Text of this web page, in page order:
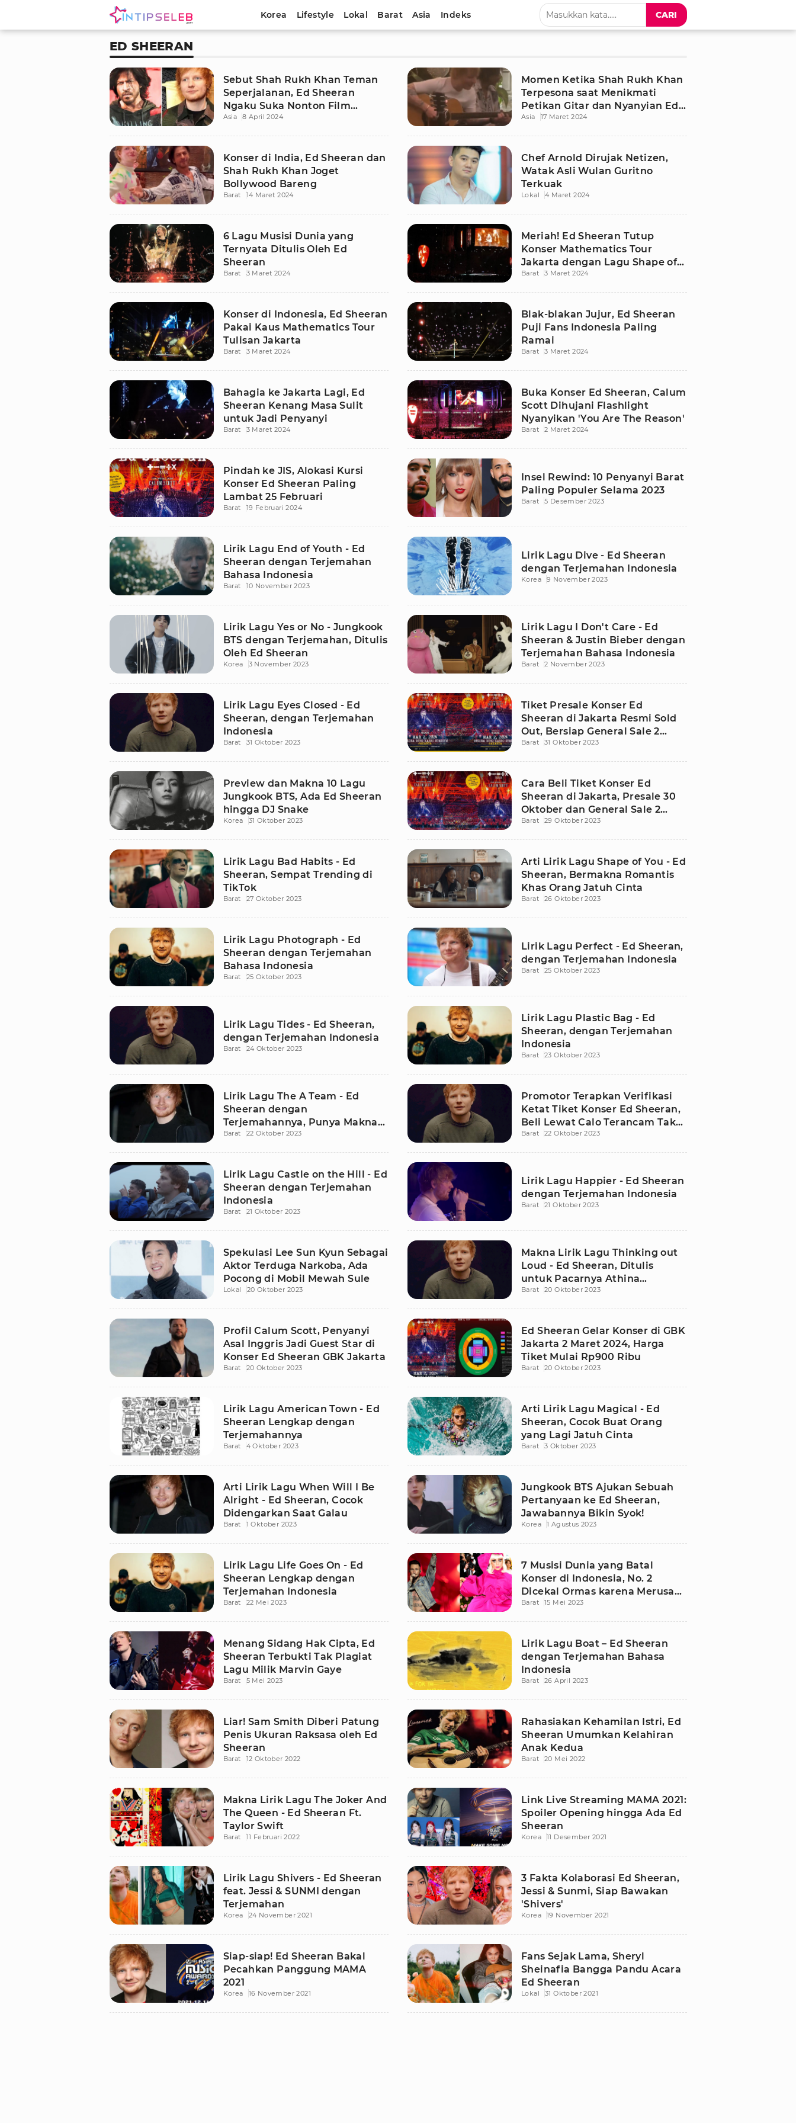
Korea Lifestyle Lokal Barat Asia Indeks CARI
ED SHEERAN
Sebut Shah Rukh Khan Teman
Seperjalanan, Ed Sheeran
Ngaku Suka Nonton Film
Bollywood
Asia 8 April 2024
Momen Ketika Shah Rukh Khan
Terpesona saat Menikmati
Petikan Gitar dan Nyanyian Ed
Sheeran di Mannat
Asia 17 Maret 2024
Konser di India, Ed Sheeran dan
Shah Rukh Khan Joget
Bollywood Bareng
Barat 14 Maret 2024
Chef Arnold Dirujak Netizen,
Watak Asli Wulan Guritno
Terkuak
Lokal 4 Maret 2024
6 Lagu Musisi Dunia yang
Ternyata Ditulis Oleh Ed
Sheeran
Barat 3 Maret 2024
Meriah! Ed Sheeran Tutup
Konser Mathematics Tour
Jakarta dengan Lagu Shape of
You hingga Bad Habits
Barat 3 Maret 2024
Konser di Indonesia, Ed Sheeran
Pakai Kaus Mathematics Tour
Tulisan Jakarta
Barat 3 Maret 2024
Blak-blakan Jujur, Ed Sheeran
Puji Fans Indonesia Paling
Ramai
Barat 3 Maret 2024
Bahagia ke Jakarta Lagi, Ed
Sheeran Kenang Masa Sulit
untuk Jadi Penyanyi
Barat 3 Maret 2024
Buka Konser Ed Sheeran, Calum
Scott Dihujani Flashlight
Nyanyikan 'You Are The Reason'
Barat 2 Maret 2024
Pindah ke JIS, Alokasi Kursi
Konser Ed Sheeran Paling
Lambat 25 Februari
Barat 19 Februari 2024
Insel Rewind: 10 Penyanyi Barat
Paling Populer Selama 2023
Barat 5 Desember 2023
Lirik Lagu End of Youth - Ed
Sheeran dengan Terjemahan
Bahasa Indonesia
Barat 10 November 2023
Lirik Lagu Dive - Ed Sheeran
dengan Terjemahan Indonesia
Korea 9 November 2023
Lirik Lagu Yes or No - Jungkook
BTS dengan Terjemahan, Ditulis
Oleh Ed Sheeran
Korea 3 November 2023
Lirik Lagu I Don't Care - Ed
Sheeran & Justin Bieber dengan
Terjemahan Bahasa Indonesia
Barat 2 November 2023
Lirik Lagu Eyes Closed - Ed
Sheeran, dengan Terjemahan
Indonesia
Barat 31 Oktober 2023
Tiket Presale Konser Ed
Sheeran di Jakarta Resmi Sold
Out, Bersiap General Sale 2
November!
Barat 31 Oktober 2023
Preview dan Makna 10 Lagu
Jungkook BTS, Ada Ed Sheeran
hingga DJ Snake
Korea 31 Oktober 2023
Cara Beli Tiket Konser Ed
Sheeran di Jakarta, Presale 30
Oktober dan General Sale 2
November 2023
Barat 29 Oktober 2023
Lirik Lagu Bad Habits - Ed
Sheeran, Sempat Trending di
TikTok
Barat 27 Oktober 2023
Arti Lirik Lagu Shape of You - Ed
Sheeran, Bermakna Romantis
Khas Orang Jatuh Cinta
Barat 26 Oktober 2023
Lirik Lagu Photograph - Ed
Sheeran dengan Terjemahan
Bahasa Indonesia
Barat 25 Oktober 2023
Lirik Lagu Perfect - Ed Sheeran,
dengan Terjemahan Indonesia
Barat 25 Oktober 2023
Lirik Lagu Tides - Ed Sheeran,
dengan Terjemahan Indonesia
Barat 24 Oktober 2023
Lirik Lagu Plastic Bag - Ed
Sheeran, dengan Terjemahan
Indonesia
Barat 23 Oktober 2023
Lirik Lagu The A Team - Ed
Sheeran dengan
Terjemahannya, Punya Makna
Dalam
Barat 22 Oktober 2023
Promotor Terapkan Verifikasi
Ketat Tiket Konser Ed Sheeran,
Beli Lewat Calo Terancam Tak
Bisa Masuk!
Barat 22 Oktober 2023
Lirik Lagu Castle on the Hill - Ed
Sheeran dengan Terjemahan
Indonesia
Barat 21 Oktober 2023
Lirik Lagu Happier - Ed Sheeran
dengan Terjemahan Indonesia
Barat 21 Oktober 2023
Spekulasi Lee Sun Kyun Sebagai
Aktor Terduga Narkoba, Ada
Pocong di Mobil Mewah Sule
Lokal 20 Oktober 2023
Makna Lirik Lagu Thinking out
Loud - Ed Sheeran, Ditulis
untuk Pacarnya Athina
Anderlos
Barat 20 Oktober 2023
Profil Calum Scott, Penyanyi
Asal Inggris Jadi Guest Star di
Konser Ed Sheeran GBK Jakarta
Barat 20 Oktober 2023
Ed Sheeran Gelar Konser di GBK
Jakarta 2 Maret 2024, Harga
Tiket Mulai Rp900 Ribu
Barat 20 Oktober 2023
Lirik Lagu American Town - Ed
Sheeran Lengkap dengan
Terjemahannya
Barat 4 Oktober 2023
Arti Lirik Lagu Magical - Ed
Sheeran, Cocok Buat Orang
yang Lagi Jatuh Cinta
Barat 3 Oktober 2023
Arti Lirik Lagu When Will I Be
Alright - Ed Sheeran, Cocok
Didengarkan Saat Galau
Barat 1 Oktober 2023
Jungkook BTS Ajukan Sebuah
Pertanyaan ke Ed Sheeran,
Jawabannya Bikin Syok!
Korea 1 Agustus 2023
Lirik Lagu Life Goes On - Ed
Sheeran Lengkap dengan
Terjemahan Indonesia
Barat 22 Mei 2023
7 Musisi Dunia yang Batal
Konser di Indonesia, No. 2
Dicekal Ormas karena Merusak
Moral
Barat 15 Mei 2023
Menang Sidang Hak Cipta, Ed
Sheeran Terbukti Tak Plagiat
Lagu Milik Marvin Gaye
Barat 5 Mei 2023
Lirik Lagu Boat – Ed Sheeran
dengan Terjemahan Bahasa
Indonesia
Barat 26 April 2023
Liar! Sam Smith Diberi Patung
Penis Ukuran Raksasa oleh Ed
Sheeran
Barat 12 Oktober 2022
Rahasiakan Kehamilan Istri, Ed
Sheeran Umumkan Kelahiran
Anak Kedua
Barat 20 Mei 2022
Makna Lirik Lagu The Joker And
The Queen - Ed Sheeran Ft.
Taylor Swift
Barat 11 Februari 2022
Link Live Streaming MAMA 2021:
Spoiler Opening hingga Ada Ed
Sheeran
Korea 11 Desember 2021
Lirik Lagu Shivers - Ed Sheeran
feat. Jessi & SUNMI dengan
Terjemahan
Korea 24 November 2021
3 Fakta Kolaborasi Ed Sheeran,
Jessi & Sunmi, Siap Bawakan
'Shivers'
Korea 19 November 2021
Siap-siap! Ed Sheeran Bakal
Pecahkan Panggung MAMA
2021
Korea 16 November 2021
Fans Sejak Lama, Sheryl
Sheinafia Bangga Pandu Acara
Ed Sheeran
Lokal 31 Oktober 2021